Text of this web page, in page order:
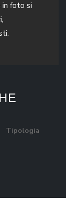
in foto si
Tipologia